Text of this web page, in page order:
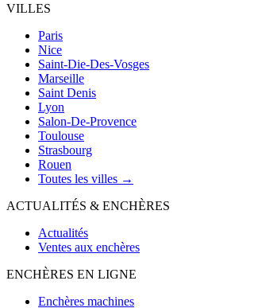
VILLES
Paris
Nice
Saint-Die-Des-Vosges
Marseille
Saint Denis
Lyon
Salon-De-Provence
Toulouse
Strasbourg
Rouen
Toutes les villes →
ACTUALITÉS & ENCHÈRES
Actualités
Ventes aux enchères
ENCHÈRES EN LIGNE
Enchères machines